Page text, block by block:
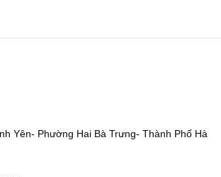
Yên- Phường Hai Bà Trưng- Thành Phố Hà